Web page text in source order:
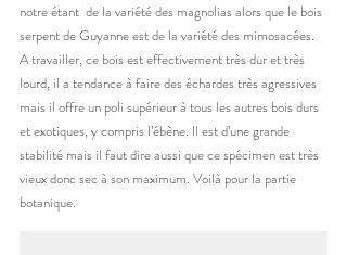
notre étant  de la variété des magnolias alors que le bois
serpent de Guyanne est de la variété des mimosacées.
A travailler, ce bois est effectivement très dur et très
lourd, il a tendance à faire des échardes très agressives
mais il offre un poli supérieur à tous les autres bois durs
et exotiques, y compris l’ébène. Il est d’une grande
stabilité mais il faut dire aussi que ce spécimen est très
vieux donc sec à son maximum. Voilà pour la partie
botanique.